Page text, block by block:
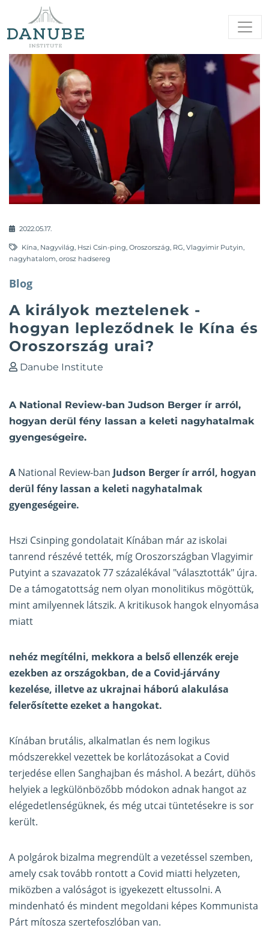
2022.05.17.
Kína, Nagyvilág, Hszi Csin-ping, Oroszország, RG, Vlagyimir Putyin,
nagyhatalom, orosz hadsereg
Blog
A királyok meztelenek -
hogyan lepleződnek le Kína és
Oroszország urai?
Danube Institute
A National Review-ban Judson Berger ír arról,
hogyan derül fény lassan a keleti nagyhatalmak
gyengeségeire.
A National Review-ban Judson Berger ír arról, hogyan
derül fény lassan a keleti nagyhatalmak
gyengeségeire.
Hszi Csinping gondolatait Kínában már az iskolai
tanrend részévé tették, míg Oroszországban Vlagyimir
Putyint a szavazatok 77 százalékával "választották" újra.
De a támogatottság nem olyan monolitikus mögöttük,
mint amilyennek látszik. A kritikusok hangok elnyomása
miatt
nehéz megítélni, mekkora a belső ellenzék ereje
ezekben az országokban, de a Covid-járvány
kezelése, illetve az ukrajnai háború alakulása
felerősítette ezeket a hangokat.
Kínában brutális, alkalmatlan és nem logikus
módszerekkel vezettek be korlátozásokat a Covid
terjedése ellen Sanghajban és máshol. A bezárt, dühös
helyiek a legkülönbözőbb módokon adnak hangot az
elégedetlenségüknek, és még utcai tüntetésekre is sor
került.
A polgárok bizalma megrendült a vezetéssel szemben,
amely csak tovább rontott a Covid miatti helyzeten,
miközben a valóságot is igyekezett eltussolni. A
mindenható és mindent megoldani képes Kommunista
Párt mítosza szertefoszlóban van.